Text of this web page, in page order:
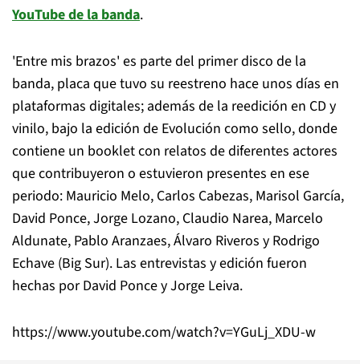
YouTube de la banda.
'Entre mis brazos' es parte del primer disco de la
banda, placa que tuvo su reestreno hace unos días en
plataformas digitales; además de la reedición en CD y
vinilo, bajo la edición de Evolución como sello, donde
contiene un booklet con relatos de diferentes actores
que contribuyeron o estuvieron presentes en ese
periodo: Mauricio Melo, Carlos Cabezas, Marisol García,
David Ponce, Jorge Lozano, Claudio Narea, Marcelo
Aldunate, Pablo Aranzaes, Álvaro Riveros y Rodrigo
Echave (Big Sur). Las entrevistas y edición fueron
hechas por David Ponce y Jorge Leiva.
https://www.youtube.com/watch?v=YGuLj_XDU-w